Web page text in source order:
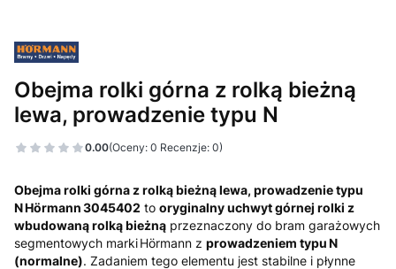
Obejma rolki górna z rolką bieżną
lewa, prowadzenie typu N
0.00(Oceny: 0 Recenzje: 0)
Obejma rolki górna z rolką bieżną lewa, prowadzenie typu
N Hörmann 3045402 to oryginalny uchwyt górnej rolki z
wbudowaną rolką bieżną przeznaczony do bram garażowych
segmentowych marki Hörmann z prowadzeniem typu N
(normalne). Zadaniem tego elementu jest stabilne i płynne